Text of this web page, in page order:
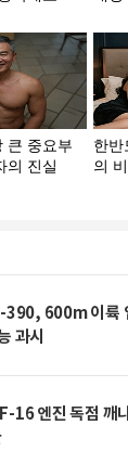
390, 600m 이륙
과시
16 엔진 독점 깨